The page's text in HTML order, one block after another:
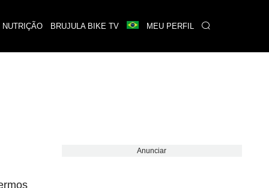
BRUJULA BIKE TV MEU PERFIL
Anunciar